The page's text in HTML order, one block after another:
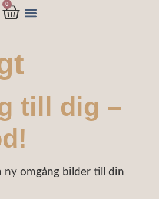
0
till dig –
ny omgång bilder till din